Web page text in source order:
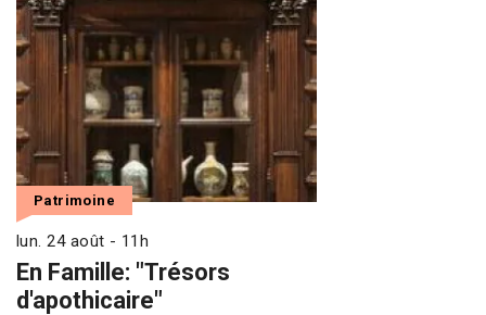
En Famille: "Trésors
d'apothicaire"
Patrimoine
lun. 24 août - 11h